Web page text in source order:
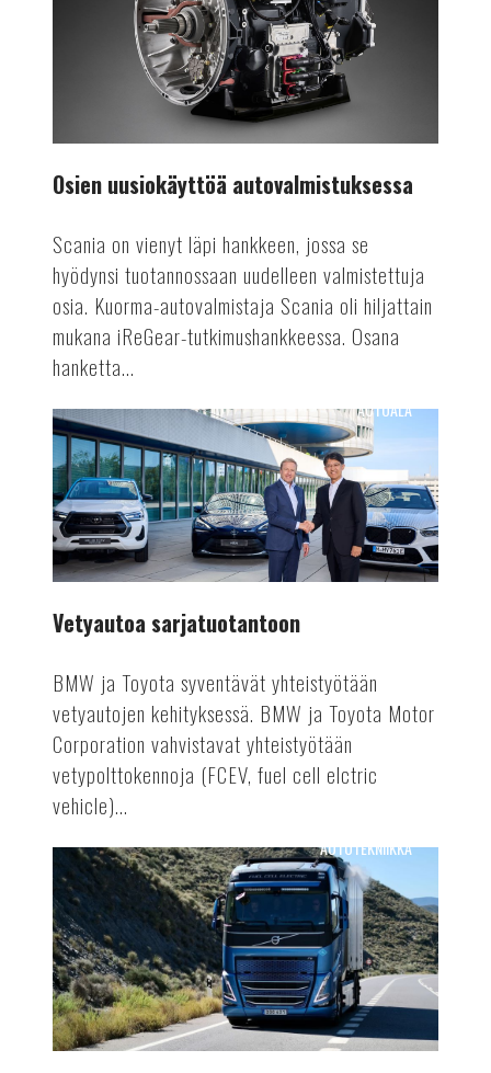
Osien uusiokäyttöä autovalmistuksessa
Scania on vienyt läpi hankkeen, jossa se
hyödynsi tuotannossaan uudelleen valmistettuja
osia. Kuorma-autovalmistaja Scania oli hiljattain
mukana iReGear-tutkimushankkeessa. Osana
hanketta...
Vetyautoa
sarjatuotantoon
AUTOALA
Vetyautoa sarjatuotantoon
BMW ja Toyota syventävät yhteistyötään
vetyautojen kehityksessä. BMW ja Toyota Motor
Corporation vahvistavat yhteistyötään
vetypolttokennoja (FCEV, fuel cell elctric
vehicle)...
Vetyä
polttomoottoriin
AUTOTEKNIIKKA